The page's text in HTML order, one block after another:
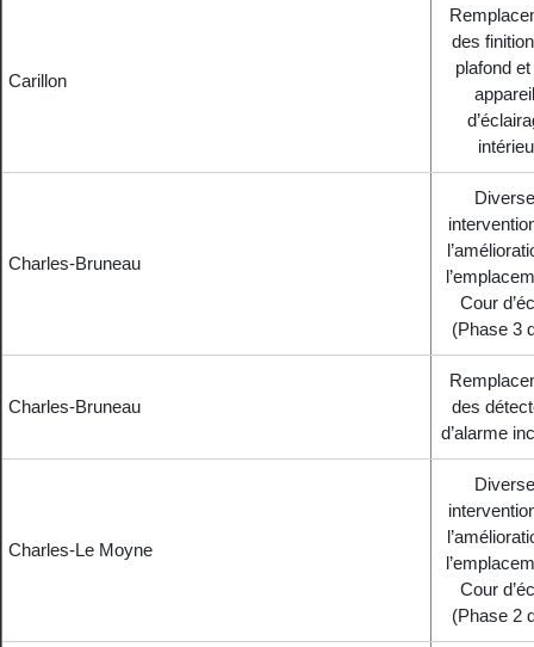
Carillon
des
plafond
Charles-Bruneau
Cour
(Phase 3
Charles-Bruneau
des
d’alarme
Charles-Le Moyne
Cour
(Phase 2